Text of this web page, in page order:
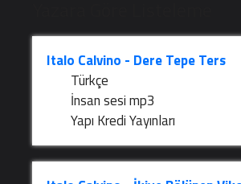
Italo Calvino - Dere Tepe Ters
Türkçe
İnsan sesi mp3
Yapı Kredi Yayınları